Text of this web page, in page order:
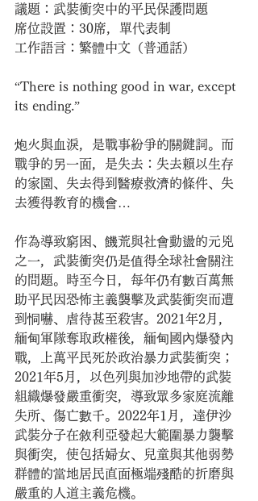
議題：武裝衝突中的平民保護問題
席位設置：30席，單代表制
工作語言：繁體中文（普通話）
“There is nothing good in war, except
its ending.”
炮火與血淚，是戰事紛爭的關鍵詞。而
戰爭的另一面，是失去：失去賴以生存
的家園、失去得到醫療救濟的條件、失
去獲得教育的機會…
作為導致窮困、饑荒與社會動盪的元兇
之一，武裝衝突仍是值得全球社會關注
的問題。時至今日，每年仍有數百萬無
助平民因恐怖主義襲擊及武裝衝突而遭
到恫嚇、虐待甚至殺害。2021年2月，
緬甸軍隊奪取政權後，緬甸國內爆發內
戰，上萬平民死於政治暴力武裝衝突；
2021年5月，以色列與加沙地帶的武裝
組織爆發嚴重衝突，導致眾多家庭流離
失所、傷亡數千。2022年1月，達伊沙
武裝分子在敘利亞發起大範圍暴力襲擊
與衝突，使包括婦女、兒童與其他弱勢
群體的當地居民直面極端殘酷的折磨與
嚴重的人道主義危機。